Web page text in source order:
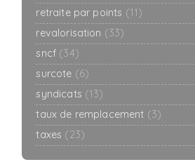
retraite par points (11)
revalorisation (33)
sncf (34)
surcote (6)
syndicats (13)
taux de remplacement (3)
taxes (23)